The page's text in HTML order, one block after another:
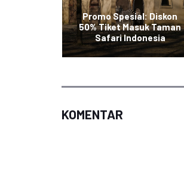
Promo Spesial: Diskon
50% Tiket Masuk Taman
Safari Indonesia
KOMENTAR